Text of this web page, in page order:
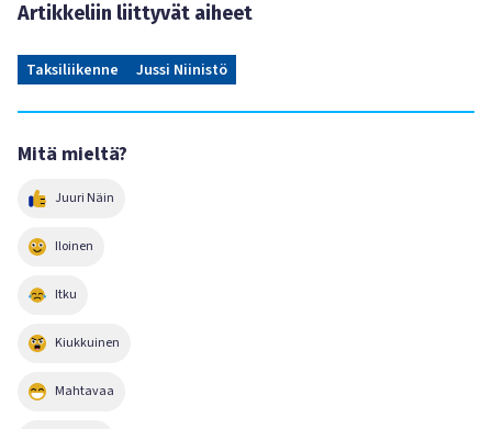
Artikkeliin liittyvät aiheet
Taksiliikenne Jussi Niinistö
Mitä mieltä?
Juuri Näin
Iloinen
Itku
Kiukkuinen
Mahtavaa